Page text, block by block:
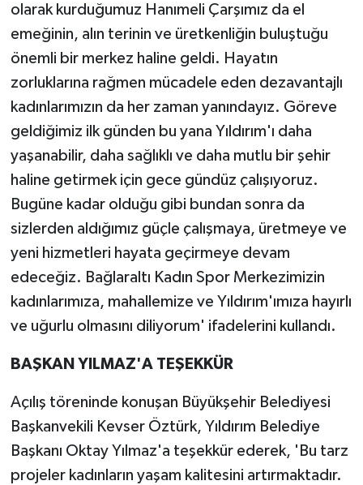
olarak kurduğumuz Hanımeli Çarşımız da el
emeğinin, alın terinin ve üretkenliğin buluştuğu
önemli bir merkez haline geldi. Hayatın
zorluklarına rağmen mücadele eden dezavantajlı
kadınlarımızın da her zaman yanındayız. Göreve
geldiğimiz ilk günden bu yana Yıldırım'ı daha
yaşanabilir, daha sağlıklı ve daha mutlu bir şehir
haline getirmek için gece gündüz çalışıyoruz.
Bugüne kadar olduğu gibi bundan sonra da
sizlerden aldığımız güçle çalışmaya, üretmeye ve
yeni hizmetleri hayata geçirmeye devam
edeceğiz. Bağlaraltı Kadın Spor Merkezimizin
kadınlarımıza, mahallemize ve Yıldırım'ımıza hayırlı
ve uğurlu olmasını diliyorum' ifadelerini kullandı.
BAŞKAN YILMAZ'A TEŞEKKÜR
Açılış töreninde konuşan Büyükşehir Belediyesi
Başkanvekili Kevser Öztürk, Yıldırım Belediye
Başkanı Oktay Yılmaz'a teşekkür ederek, 'Bu tarz
projeler kadınların yaşam kalitesini artırmaktadır.